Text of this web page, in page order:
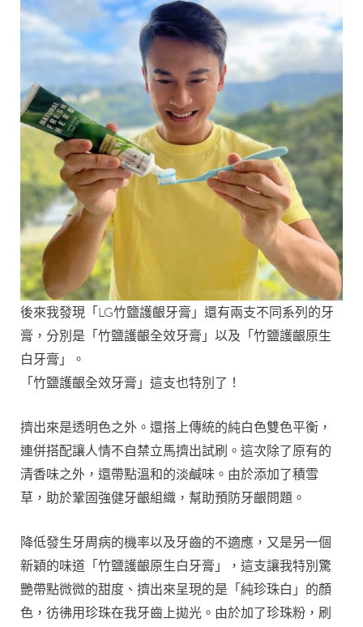
後來我發現「LG竹鹽護齦牙膏」還有兩支不同系列的牙
膏，分別是「竹鹽護齦全效牙膏」以及「竹鹽護齦原生
白牙膏」。
「竹鹽護齦全效牙膏」這支也特別了！
擠出來是透明色之外。還搭上傳統的純白色雙色平衡，
連併搭配讓人情不自禁立馬擠出試刷。這次除了原有的
清香味之外，還帶點溫和的淡鹹味。由於添加了積雪
草，助於鞏固強健牙齦組織，幫助預防牙齦問題。
降低發生牙周病的機率以及牙齒的不適應，又是另一個
新穎的味道「竹鹽護齦原生白牙膏」，這支讓我特別驚
艷帶點微微的甜度、擠出來呈現的是「純珍珠白」的顏
色，彷彿用珍珠在我牙齒上拋光。由於加了珍珠粉，刷